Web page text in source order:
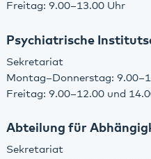
Freitag: 9.00–13.00 Uhr
Psychiatrische
Sekretariat
Montag–Donnerstag:
Freitag: 9.00–12.00 und
Abteilung für
Sekretariat